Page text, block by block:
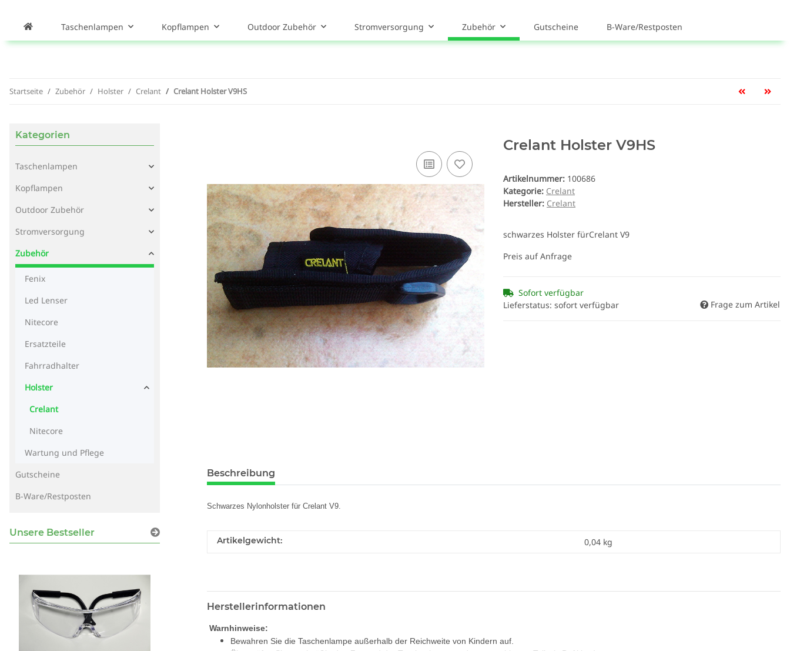
Taschenlampen Kopflampen Outdoor Zubehör Stromversorgung Zubehör Gutscheine B-Ware/Restposten
Startseite Zubehör Holster Crelant Crelant Holster V9HS
Crelant Holster V9HS
Artikelnummer: 100686
Kategorie: Crelant
Hersteller: Crelant
schwarzes Holster fürCrelant V9
Preis auf Anfrage
Sofort verfügbar
Lieferstatus: sofort verfügbar
Frage zum Artikel
Beschreibung
Schwarzes Nylonholster für Crelant V9.
Artikelgewicht: 0,04 kg
Herstellerinformationen
Warnhinweise:
Bewahren Sie die Taschenlampe außerhalb der Reichweite von Kindern auf.
Kategorien
Taschenlampen
Kopflampen
Outdoor Zubehör
Stromversorgung
Zubehör
Fenix
Led Lenser
Nitecore
Ersatzteile
Fahrradhalter
Holster
Crelant
Nitecore
Wartung und Pflege
Gutscheine
B-Ware/Restposten
Unsere Bestseller